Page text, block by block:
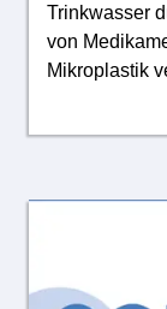
Trinkwasser
von
Mikroplastik